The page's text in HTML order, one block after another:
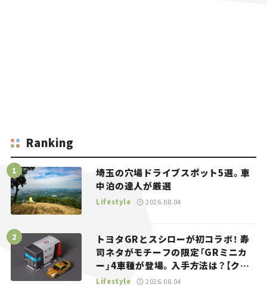
Ranking
埼玉の穴場ドライブスポット5選。車
中泊の達人が厳選
Lifestyle 2026.08.04
トヨタGRとスシローが初コラボ！ 寿
司ネタがモチーフの限定「GRミニカ
ー」4車種が登場。入手方法は？【クル
マとホビー】
Lifestyle 2026.08.04